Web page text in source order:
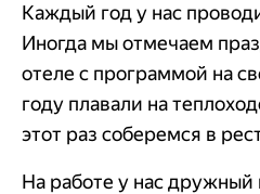
Каждый год у нас
Иногда мы отмечаем
отеле с программой на
году плавали на
этот раз соберемся в
На работе у нас дружный